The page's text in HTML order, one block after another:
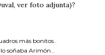
ver foto adjunta)?
más bonitos..
soñaba Arimón...